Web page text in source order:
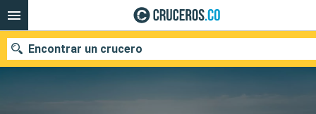
Encontrar un crucero